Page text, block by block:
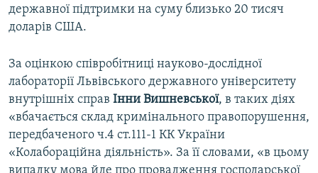
державної підтримки на суму близько 20 тисяч
доларів США.
За оцінкою співробітниці науково-дослідної
лабораторії Львівського державного університету
внутрішніх справ Інни Вишневської, в таких діях
«вбачається склад кримінального правопорушення,
передбаченого ч.4 ст.111-1 КК України
«Колабораційна діяльність». За її словами, «в цьому